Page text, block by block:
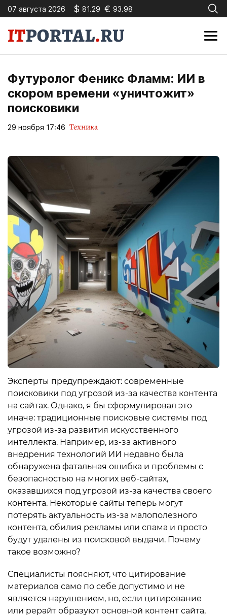
07 августа 2026 $ 81.29 € 93.98
Футуролог Феникс Фламм: ИИ в
скором времени «уничтожит»
поисковики
29 ноября 17:46 Техника
Эксперты предупреждают: современные
поисковики под угрозой из-за качества контента
на сайтах. Однако, я бы сформулировал это
иначе: традиционные поисковые системы под
угрозой из-за развития искусственного
интеллекта. Например, из-за активного
внедрения технологий ИИ недавно была
обнаружена фатальная ошибка и проблемы с
безопасностью на многих веб-сайтах,
оказавшихся под угрозой из-за качества своего
контента. Некоторые сайты теперь могут
потерять актуальность из-за малополезного
контента, обилия рекламы или спама и просто
будут удалены из поисковой выдачи. Почему
такое возможно?
Специалисты поясняют, что цитирование
материалов само по себе допустимо и не
является нарушением, но, если цитирование
или рерайт образуют основной контент сайта,